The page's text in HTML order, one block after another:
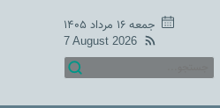
جمعه ۱۶ مرداد ۱۴۰۵
7 August 2026